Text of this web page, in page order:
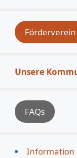
Förderverein
Unsere
FAQs
Information